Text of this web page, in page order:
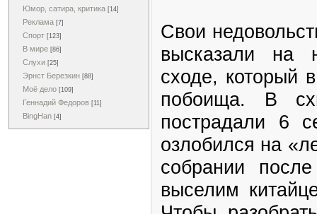
Юмор, сатира, критика [14]
Реклама [7]
Спорт [123]
В мире [86]
Слухи [25]
Эрнст Березкин [88]
Моё дело [109]
Геннадий Федоров [11]
BingHan [4]
Свои
высказали на
сходе, который
побоища. В
пострадали 6
озлобился на
собрании
выселим